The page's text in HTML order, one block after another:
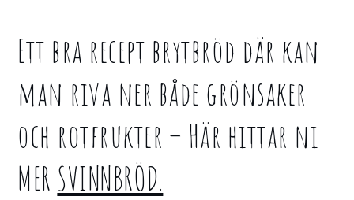
Ett bra recept brytbröd där kan
man riva ner både grönsaker
och rotfrukter – Här hittar ni
MER SVINNBRÖD.